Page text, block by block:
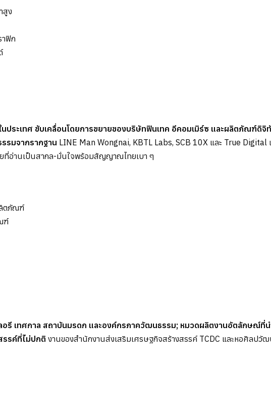
สูง
ฟิก
ประเทศ ขับเคลื่อนโดยการขยายของบริษัทฟินเทค อีคอมเมิร์ซ และผลิตภัณฑ์ดิ
รมจากรากฐาน LINE Man Wongnai, KBTL Labs, SCB 10X และ True
ที่อ่านเป็นสากล-มั่นใจพร้อมสัญญาณไทยเบา ๆ
ตภัณฑ์
ฑ์
เทศกาล สถาบันมรดก และองค์กรภาควัฒนธรรม; หมวดผลิตงานอัตลักษณ์ที่
รรค์ที่ไม่ปกติ งานของสำนักงานส่งเสริมเศรษฐกิจสร้างสรรค์ TCDC และหอศิลปวั